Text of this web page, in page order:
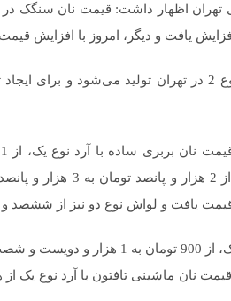
وی افزود: این نان با آرد یارانه‌ای نوع 2 در تهران
تومان و بربری ساده با
قیمت یافت و لواش نوع دو نیز از ششصد و